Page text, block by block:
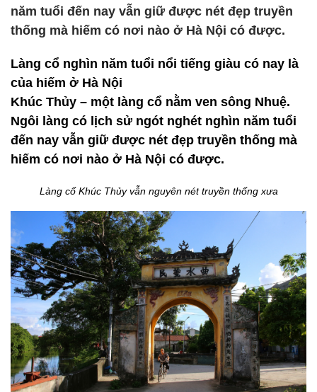
năm tuổi đến nay vẫn giữ được nét đẹp truyền
thống mà hiếm có nơi nào ở Hà Nội có được.
Làng cổ nghìn năm tuổi nổi tiếng giàu có nay là
của hiếm ở Hà Nội
Khúc Thủy – một làng cổ nằm ven sông Nhuệ.
Ngôi làng có lịch sử ngót nghét nghìn năm tuổi
đến nay vẫn giữ được nét đẹp truyền thống mà
hiếm có nơi nào ở Hà Nội có được.
Làng cổ Khúc Thủy vẫn nguyên nét truyền thống xưa